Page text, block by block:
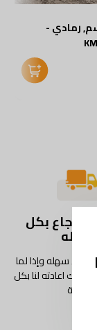
280 سم, رمادي -
بكل
شحن سهله وإذا لما
يمكنك اعادته لنا بكل
سهولة